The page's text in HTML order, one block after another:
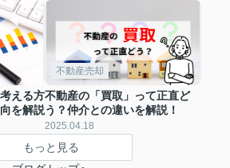
える方
を解説
不動産売却
不動産の「買取」って正直ど
う？仲介との違いを解説！
2025.04.18
もっと見る